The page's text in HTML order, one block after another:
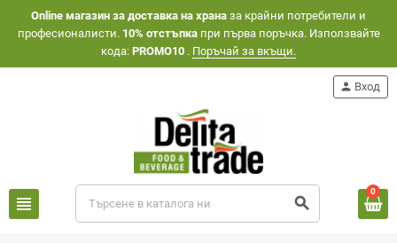
Оnline магазин за доставка на храна за крайни потребители и
професионалисти. 10% отстъпкапри първа поръчка. Използвайте
кода: PROMO10 . Поръчай за вкъщи.
view_headline search
person Вход
0